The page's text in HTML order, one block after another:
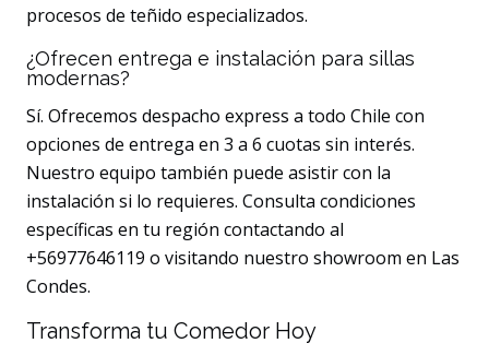
procesos de teñido especializados.
¿Ofrecen entrega e instalación para sillas
modernas?
Sí. Ofrecemos despacho express a todo Chile con
opciones de entrega en 3 a 6 cuotas sin interés.
Nuestro equipo también puede asistir con la
instalación si lo requieres. Consulta condiciones
específicas en tu región contactando al
+56977646119 o visitando nuestro showroom en Las
Condes.
Transforma tu Comedor Hoy